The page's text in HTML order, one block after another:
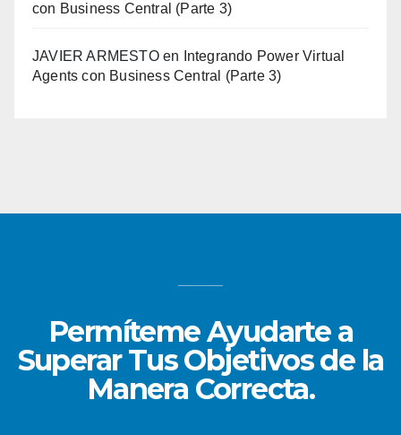
con Business Central (Parte 3)
JAVIER ARMESTOen
Integrando Power Virtual
Agents con Business Central (Parte 3)
Permíteme Ayudarte a
Superar Tus Objetivos de la
Manera Correcta.